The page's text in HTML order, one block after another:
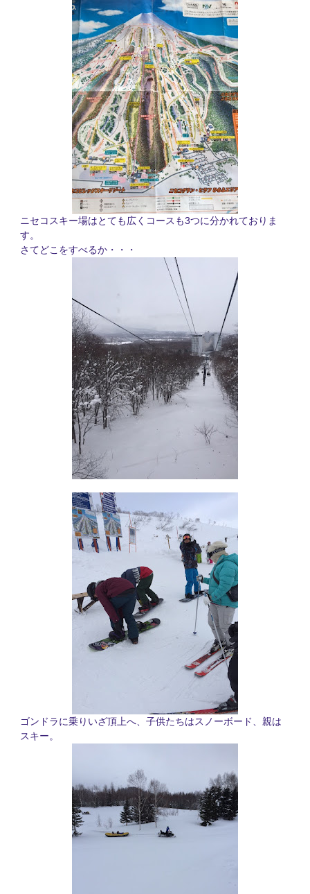
ニセコスキー場はとても広くコースも3つに分かれておりま
す。
さてどこをすべるか・・・
ゴンドラに乗りいざ頂上へ、子供たちはスノーボード、親は
スキー。